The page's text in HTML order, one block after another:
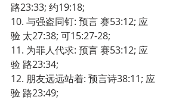
路23:33; 约19:18;
10. 与强盗同钉: 预言 赛53:12; 应
验 太27:38; 可15:27-28;
11. 为罪人代求: 预言 赛53:12; 应
验 路23:34;
12. 朋友远远站着: 预言诗38:11; 应
验 路23:49;